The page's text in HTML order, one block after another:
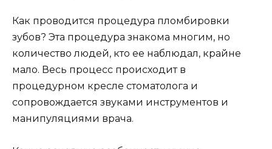
Как проводится процедура пломбировки
зубов? Эта процедура знакома многим, но
количество людей, кто ее наблюдал, крайне
мало. Весь процесс происходит в
процедурном кресле стоматолога и
сопровождается звуками инструментов и
манипуляциями врача.